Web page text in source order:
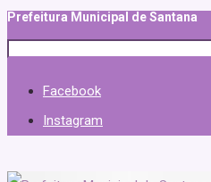
Prefeitura Municipal de Santana
Facebook
Instagram